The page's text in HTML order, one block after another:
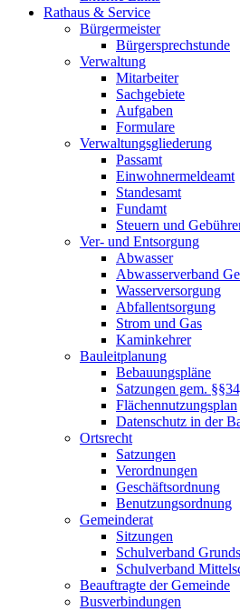
Rathaus & Service
Bürgermeister
Bürgersprechstunde
Verwaltung
Mitarbeiter
Sachgebiete
Aufgaben
Formulare
Verwaltungsgliederung
Passamt
Einwohnermeldeamt
Standesamt
Fundamt
Steuern und
Ver- und Entsorgung
Abwasser
Abwasserverband
Wasserversorgung
Abfallentsorgung
Strom und Gas
Kaminkehrer
Bauleitplanung
Bebauungspläne
Satzungen gem.
Flächennutzungsplan
Datenschutz in der
Ortsrecht
Satzungen
Verordnungen
Geschäftsordnung
Benutzungsordnung
Gemeinderat
Sitzungen
Schulverband
Schulverband
Beauftragte der Gemeinde
Busverbindungen